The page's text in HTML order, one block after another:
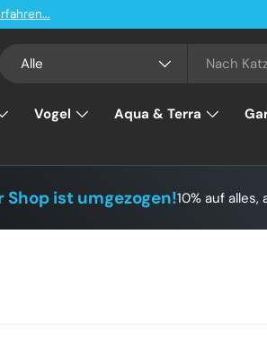
Alle
Vogel Aqua & Terra
Shop ist umgezogen!10% auf